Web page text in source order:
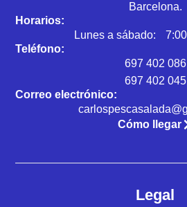
Barcelona.
Horarios:
Lunes a sábado:
Teléfono:
697 402 086
697 402 045
Correo electrónico:
Cómo llegar
Legal